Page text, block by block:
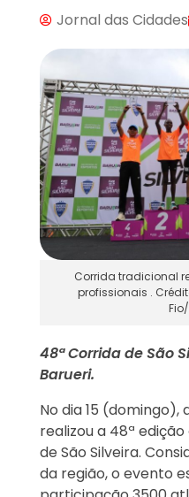
Jornal das Cidades
Corrida tradicional
profissionais .
48ª Corrida de São
Barueri.
No dia 15 (domingo),
realizou a 48ª
de São Silveira.
da região, o evento